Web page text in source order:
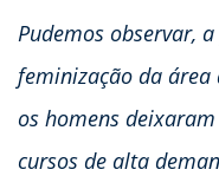
Pudemos observar,
feminização da área
os homens
cursos de alta